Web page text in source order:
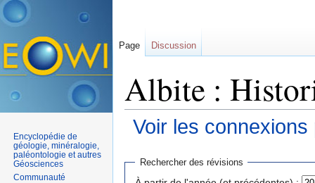
Albite :
Voir les
Rechercher des révisions
Page Discussion
Encyclopédie de
géologie, minéralogie,
paléontologie et autres
Géosciences
Communauté